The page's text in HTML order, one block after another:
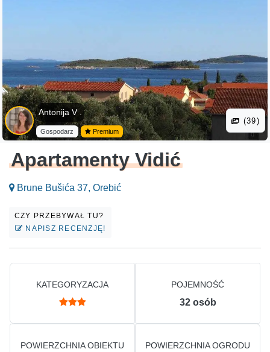
Antonija V .
Gospodarz Premium
(39)
Apartamenty Vidić
Brune Bušića 37, Orebić
CZY PRZEBYWAŁ TU?
NAPISZ RECENZJĘ!
KATEGORYZACJA POJEMNOŚĆ
32 osób
POWIERZCHNIA OBIEKTU POWIERZCHNIA OGRODU